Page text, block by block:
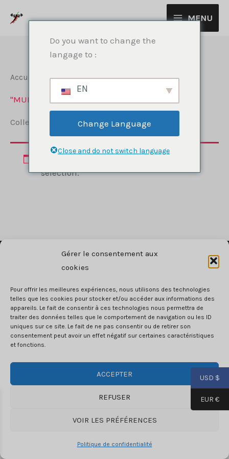
Gérer le consentement aux
cookies
Pour offrir les meilleures expériences, nous utilisons des technologies
telles que les cookies pour stocker et/ou accéder aux informations des
appareils. Le fait de consentir à ces technologies nous permettra de
traiter des données telles que le comportement de navigation ou les ID
uniques sur ce site. Le fait de ne pas consentir ou de retirer son
consentement peut avoir un effet négatif sur certaines caractéristiques
et fonctions.
ACCEPTER
REFUSER
VOIR LES PRÉFÉRENCES
Politique de confidentialité
MENU
Accueil Collections/ "MURPH"
"MURPH"
Collection for Murph 2023
sélection.
Mentions legales
Copyright © 2026 Sweatrepublix
USD $
EUR €
Do you want to change the
langage to :
EN
Change Language
Close and do not switch language